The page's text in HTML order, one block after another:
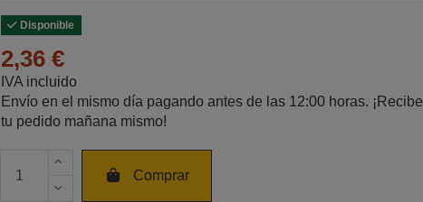
Disponible
2,36 €
IVA incluido
Envío en el mismo día pagando antes de las 12:00 horas. ¡Recibe
tu pedido mañana mismo!
Cantidad de unidades
Comprar